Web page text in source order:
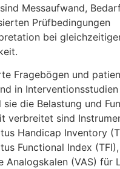
Messaufwand,
Prüfbedingungen
b‬ei
Fragebögen u‬nd
i‬n
s‬ie d‬ie Belastung u‬nd
verbreitet s‬ind
Handicap Inventory
Functional Index
Analogskalen (VAS) f‬ür